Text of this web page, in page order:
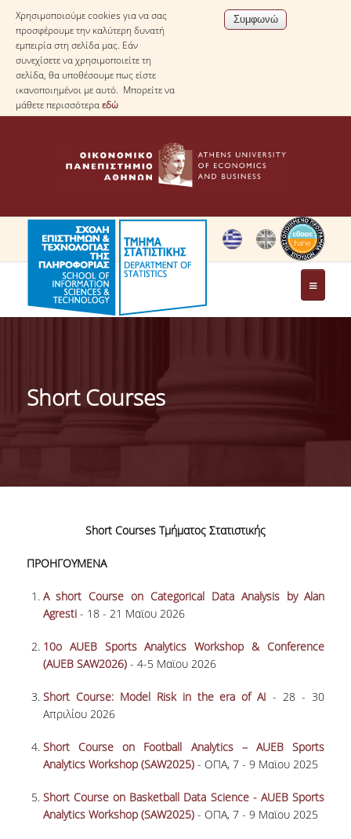
Χρησιμοποιούμε cookies για να σας
προσφέρουμε την καλύτερη δυνατή
εμπειρία στη σελίδα μας. Εάν
συνεχίσετε να χρησιμοποιείτε τη
σελίδα, θα υποθέσουμε πως είστε
ικανοποιημένοι με αυτό. Μπορείτε να
μάθετε περισσότεραεδώ
ΤΟ ΤΜΗΜΑ
ΔΙΟΙΚΗΣΗ ΤΟΥ ΤΜΗΜΑΤΟΣ
ΔΡΑΣΕΙΣ
ΕΡΓΑΣΤΗΡΙΑ
ΕΡΓΑΣΤΗΡΙΟ ΕΦΑΡΜΟΣΜΕΝΗΣ ΣΤΑΤΙΣΤΙΚΗΣ,
ΠΙΘΑΝΟΤΗΤΩΝ ΚΑΙ ΑΝΑΛΥΣΗΣ ΔΕΔΟΜΕΝΩΝ
ΕΡΓΑΣΤΗΡΙΟ ΣΤΑΤΙΣΤΙΚΗΣ ΜΕΘΟΔΟΛΟΓΙΑΣ
ΕΡΓΑΣΤΗΡΙΟ ΥΠΟΛΟΓΙΣΤΙΚΗΣ ΚΑΙ
ΜΠΕΫΖΙΑΝΗΣ ΣΤΑΤΙΣΤΙΚΗΣ
ΕΡΓΑΣΤΗΡΙΟ ΣΤΟΧΑΣΤΙΚΗΣ
ΜΟΝΤΕΛΟΠΟΙΗΣΗΣ ΚΑΙ ΕΦΑΡΜΟΓΩΝ
Short Courses
Short Courses Τμήματος Στατιστικής
ΠΡΟΗΓΟΥΜΕΝΑ
A short Course on Categorical Data Analysis by Alan
Agresti- 18 - 21 Μαϊου 2026
10ο AUEB Sports Analytics Workshop & Conference
(AUEB SAW2026)- 4-5 Μαϊου 2026
Short Course: Model Risk in the era of AI - 28 - 30
Απριλίου 2026
Short Course on Football Analytics – AUEB Sports
Analytics Workshop (SAW2025)- ΟΠΑ, 7 - 9 Μαϊου 2025
Short Course on Basketball Data Science - AUEB Sports
Analytics Workshop (SAW2025)- ΟΠΑ, 7 - 9 Μαϊου 2025